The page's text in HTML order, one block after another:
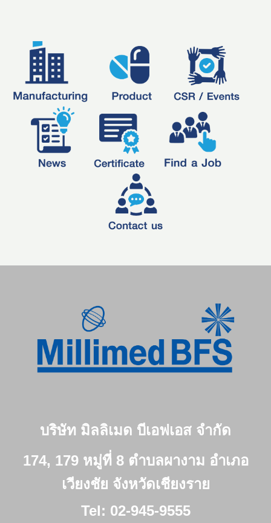
บริษัท มิลลิเมด บีเอฟเอส จำกัด
174, 179 หมู่ที่ 8 ตำบลผางาม อำเภอ
เวียงชัย จังหวัดเชียงราย
Tel: 02-945-9555